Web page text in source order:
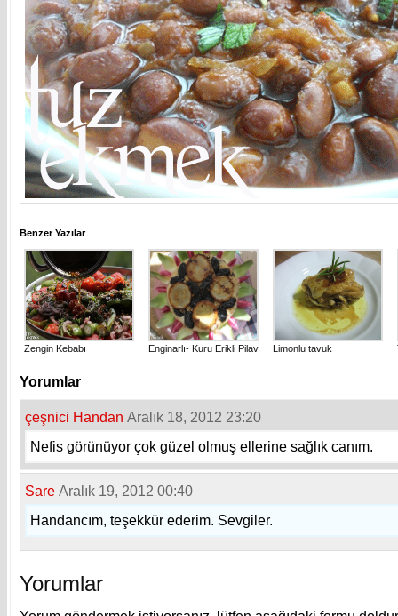
Benzer Yazılar
Zengin Kebabı Enginarlı- Kuru Erikli Pilav Limonlu tavuk
Yorumlar
çeşnici Handan Aralık 18, 2012 23:20
Nefis görünüyor çok güzel olmuş ellerine sağlık canım.
Sare Aralık 19, 2012 00:40
Handancım, teşekkür ederim. Sevgiler.
Yorumlar